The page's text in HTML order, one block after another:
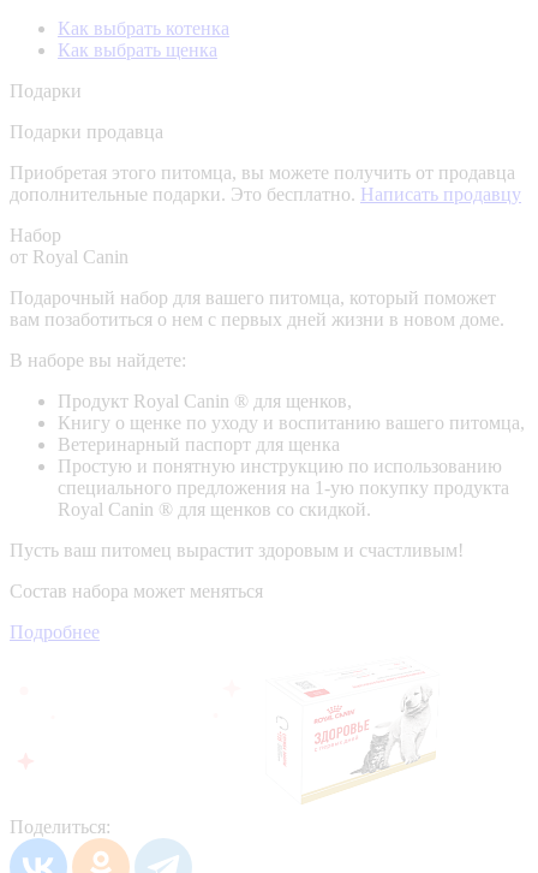
Как выбрать котенка
Как выбрать щенка
Подарки
Подарки продавца
Приобретая этого питомца, вы можете получить от продавца
дополнительные подарки. Это бесплатно. Написать продавцу
Набор
от Royal Canin
Подарочный набор для вашего питомца, который поможет
вам позаботиться о нем с первых дней жизни в новом доме.
В наборе вы найдете:
Продукт Royal Canin ® для щенков,
Книгу о щенке по уходу и воспитанию вашего питомца,
Ветеринарный паспорт для щенка
Простую и понятную инструкцию по использованию
специального предложения на 1-ую покупку продукта
Royal Canin ® для щенков со скидкой.
Пусть ваш питомец вырастит здоровым и счастливым!
Состав набора может меняться
Подробнее
Поделиться: